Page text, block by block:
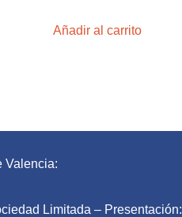
Añadir al carrito
Valencia:
Limitada – Presentación: